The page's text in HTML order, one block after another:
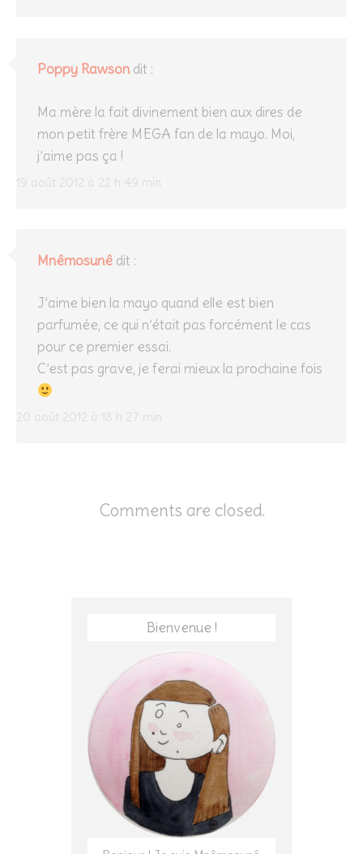
Poppy Rawson dit :
19 août 2012 à 22 h 49 min
Ma mère la fait divinement bien aux dires de
mon petit frère MEGA fan de la mayo. Moi,
j’aime pas ça !
Mnêmosunê dit :
20 août 2012 à 18 h 27 min
J’aime bien la mayo quand elle est bien
parfumée, ce qui n’était pas forcément le cas
pour ce premier essai.
C’est pas grave, je ferai mieux la prochaine fois
Comments are closed.
Bienvenue !